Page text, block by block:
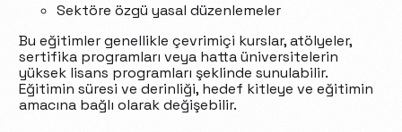
Sektöre özgü yasal düzenlemeler
Bu eğitimler genellikle çevrimiçi kurslar, atölyeler,
sertifika programları veya hatta üniversitelerin
yüksek lisans programları şeklinde sunulabilir.
Eğitimin süresi ve derinliği, hedef kitleye ve eğitimin
amacına bağlı olarak değişebilir.